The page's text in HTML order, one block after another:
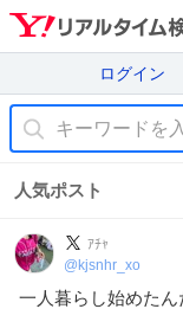
ログイン
人気ポスト
ｱﾁｬ
@ kjsnhr_xo
一人暮らし始めた